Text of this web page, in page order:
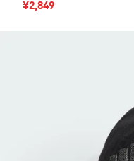
セール価格
¥2,849